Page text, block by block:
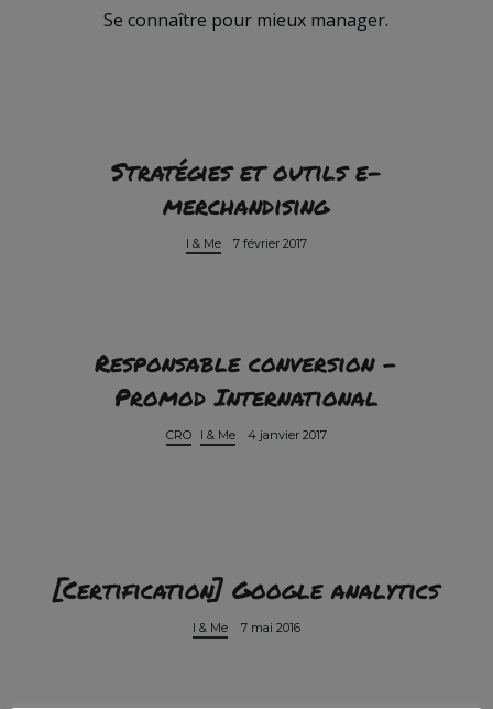
Se connaître pour mieux manager.
Stratégies et outils e-
merchandising
I & Me 7 février 2017
Responsable conversion –
Promod International
CRO I & Me 4 janvier 2017
[Certification] Google analytics
I & Me 7 mai 2016